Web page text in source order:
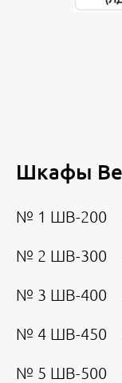
Шкафы
№ 1 ШВ-200
№ 2 ШВ-300
№ 3 ШВ-400
№ 4 ШВ-450
№ 5 ШВ-500